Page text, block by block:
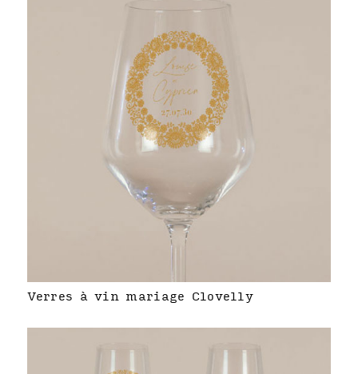
Verres à vin mariage Clovelly